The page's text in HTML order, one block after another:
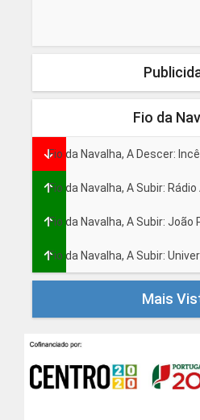
Fio da
Fio da Navalha, A Descer:
Fio da Navalha, A Subir:
Fio da Navalha, A Subir: João
Fio da Navalha, A Subir:
Mais